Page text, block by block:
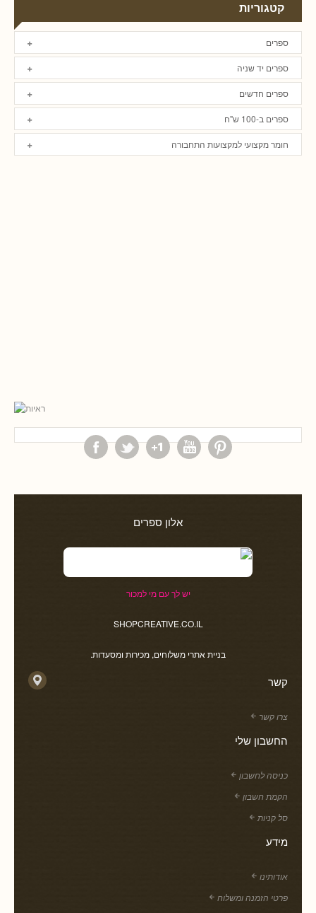
קטגוריות
ספרים
ספרים יד שניה
ספרים חדשים
ספרים ב-100 ש"ח
חומר מקצועי למקצועות התחבורה
אלון ספרים
יש לך עם מי למכור
SHOPCREATIVE.CO.IL
בניית אתרי משלוחים, מכירות ומסעדות.
קשר
צרו קשר
החשבון שלי
כניסה לחשבון
הקמת חשבון
סל קניות
מידע
אודותינו
פרטי הזמנה ומשלוח